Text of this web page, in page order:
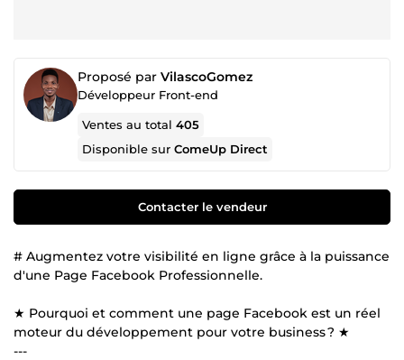
Proposé par VilascoGomez
Développeur Front-end
Ventes au total405
Disponible surComeUp Direct
Contacter le vendeur
# Augmentez votre visibilité en ligne grâce à la puissance
d'une Page Facebook Professionnelle.
★ Pourquoi et comment une page Facebook est un réel
moteur du développement pour votre business ? ★
---